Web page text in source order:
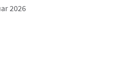
2026